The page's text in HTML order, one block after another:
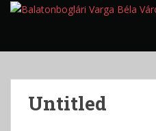
p
Untitled